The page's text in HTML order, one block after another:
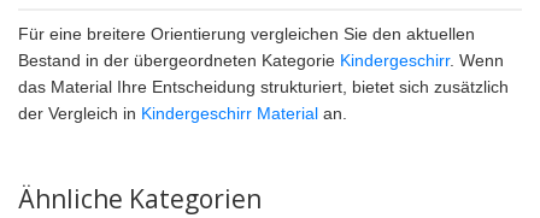
Für eine breitere Orientierung vergleichen Sie den aktuellen
Bestand in der übergeordneten Kategorie Kindergeschirr. Wenn
das Material Ihre Entscheidung strukturiert, bietet sich zusätzlich
der Vergleich in Kindergeschirr Material an.
Ähnliche Kategorien